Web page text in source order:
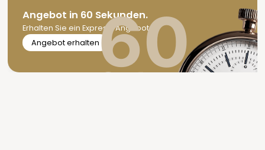
Angebot in 60 Sekunden.
Erhalten Sie ein Express-Angebot
Angebot erhalten60
Sekunden